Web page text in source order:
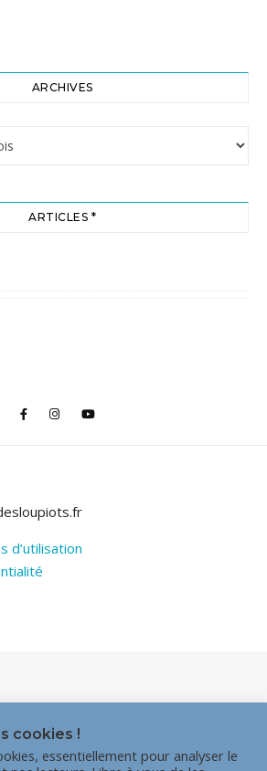
ARCHIVES
ARTICLES *
d’utilisation
cookies !
essentiellement pour analyser le